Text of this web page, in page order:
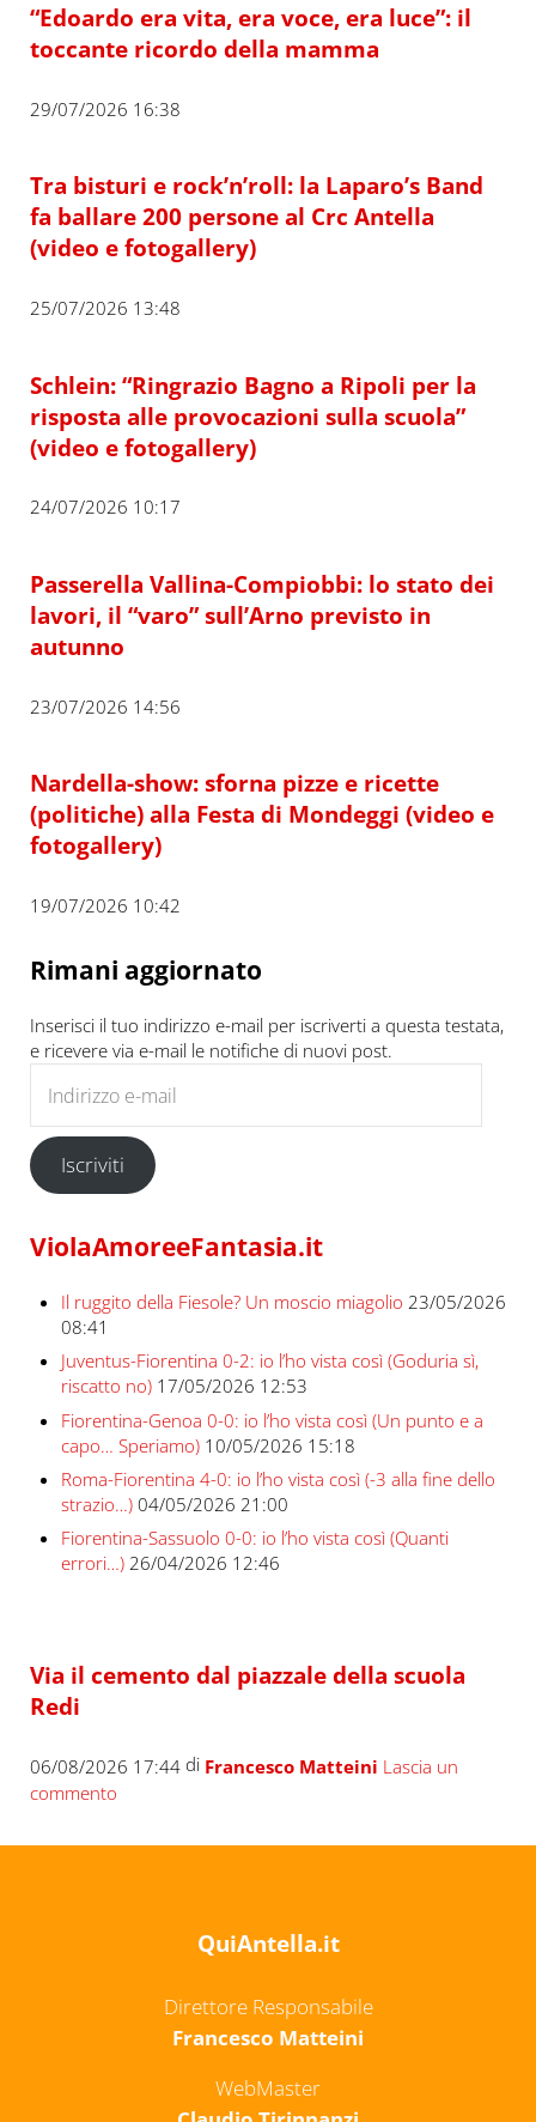
“Edoardo era vita, era voce, era luce”: il
toccante ricordo della mamma
29/07/2026 16:38
Tra bisturi e rock’n’roll: la Laparo’s Band
fa ballare 200 persone al Crc Antella
(video e fotogallery)
25/07/2026 13:48
Schlein: “Ringrazio Bagno a Ripoli per la
risposta alle provocazioni sulla scuola”
(video e fotogallery)
24/07/2026 10:17
Passerella Vallina-Compiobbi: lo stato dei
lavori, il “varo” sull’Arno previsto in
autunno
23/07/2026 14:56
Nardella-show: sforna pizze e ricette
(politiche) alla Festa di Mondeggi (video e
fotogallery)
19/07/2026 10:42
Rimani aggiornato
Inserisci il tuo indirizzo e-mail per iscriverti a questa testata,
e ricevere via e-mail le notifiche di nuovi post.
Iscriviti
ViolaAmoreeFantasia.it
Il ruggito della Fiesole? Un moscio miagolio 23/05/2026
08:41
Juventus-Fiorentina 0-2: io l’ho vista così (Goduria sì,
riscatto no) 17/05/2026 12:53
Fiorentina-Genoa 0-0: io l’ho vista così (Un punto e a
capo… Speriamo) 10/05/2026 15:18
Roma-Fiorentina 4-0: io l’ho vista così (-3 alla fine dello
strazio…) 04/05/2026 21:00
Fiorentina-Sassuolo 0-0: io l’ho vista così (Quanti
errori…) 26/04/2026 12:46
Via il cemento dal piazzale della scuola
Redi
06/08/2026 17:44di Francesco Matteini Lascia un
commento
QuiAntella.it
Direttore Responsabile
Francesco Matteini
WebMaster